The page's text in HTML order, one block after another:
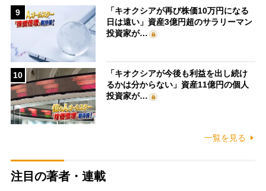
9
「キオクシアが再び株価10万円になる
日は遠い」資産3億円超のサラリーマン
投資家が…
10
「キオクシアが今後も利益を出し続け
るかは分からない」資産11億円の個人
投資家が…
一覧を見る
注目の著者・連載